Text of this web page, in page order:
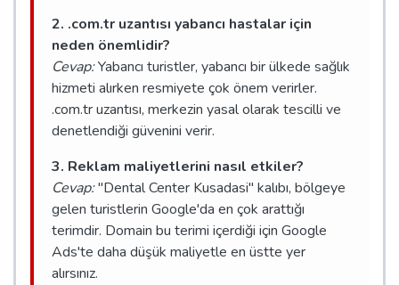
2. .com.tr uzantısı yabancı hastalar için
neden önemlidir?
Cevap:Yabancı turistler, yabancı bir ülkede sağlık
hizmeti alırken resmiyete çok önem verirler.
.com.tr uzantısı, merkezin yasal olarak tescilli ve
denetlendiği güvenini verir.
3. Reklam maliyetlerini nasıl etkiler?
Cevap:"Dental Center Kusadasi" kalıbı, bölgeye
gelen turistlerin Google'da en çok arattığı
terimdir. Domain bu terimi içerdiği için Google
Ads'te daha düşük maliyetle en üstte yer
alırsınız.